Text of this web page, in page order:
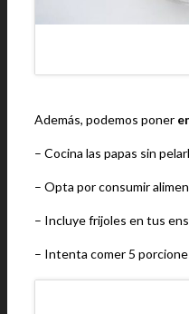
Además, podemos poner
– Cocina las papas sin
– Opta por consumir
– Incluye frijoles en tus
– Intenta comer 5